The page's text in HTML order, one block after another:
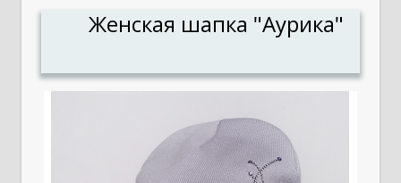
Женская шапка "Аурика"